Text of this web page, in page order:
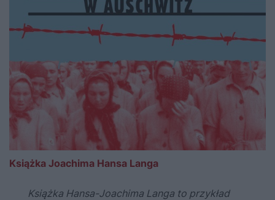
Książka Joachima Hansa Langa
Książka Hansa-Joachima Langa to przykład